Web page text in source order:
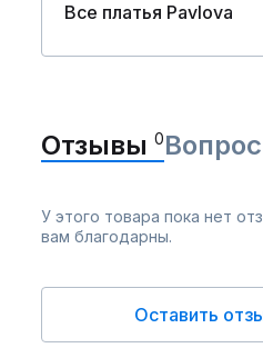
Все платья Pavlova
Отзывы 0
У этого товара пока нет
вам благодарны.
Оставить